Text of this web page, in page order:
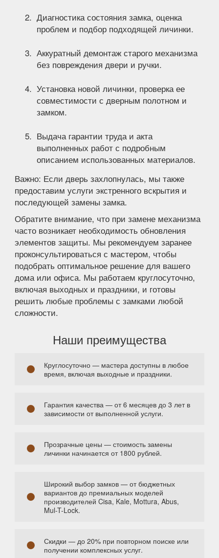
Диагностика состояния замка, оценка
проблем и подбор подходящей личинки.
Аккуратный демонтаж старого механизма
без повреждения двери и ручки.
Установка новой личинки, проверка ее
совместимости с дверным полотном и
замком.
Выдача гарантии труда и акта
выполненных работ с подробным
описанием использованных материалов.
Важно: Если дверь захлопнулась, мы также
предоставим услуги экстренного вскрытия и
последующей замены замка.
Обратите внимание, что при замене механизма
часто возникает необходимость обновления
элементов защиты. Мы рекомендуем заранее
проконсультироваться с мастером, чтобы
подобрать оптимальное решение для вашего
дома или офиса. Мы работаем круглосуточно,
включая выходных и праздники, и готовы
решить любые проблемы с замками любой
сложности.
Наши преимущества
Круглосуточно — мастера доступны в любое
время, включая выходные и праздники.
Гарантия качества — от 6 месяцев до 3 лет в
зависимости от выполненной услуги.
Прозрачные цены — стоимость замены
личинки начинается от 1800 рублей.
Широкий выбор замков — от бюджетных
вариантов до премиальных моделей
производителей Cisa, Kale, Mottura, Abus,
Mul-T-Lock.
Скидки — до 20% при повторном поиске или
получении комплексных услуг.